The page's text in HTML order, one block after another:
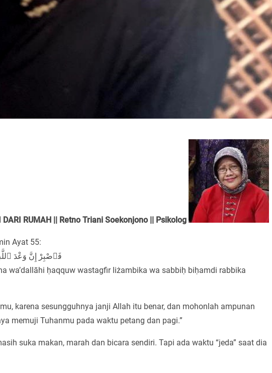
DARI RUMAH || Retno Triani Soekonjono || Psikolog
Ayat 55:
فَٱصْبِرْ إِنَّ وَعْدَ
karena sesungguhnya janji Allah itu benar, dan mohonlah ampunan
memuji Tuhanmu pada waktu petang dan pagi.”
suka makan, marah dan bicara sendiri. Tapi ada waktu “jeda” saat dia